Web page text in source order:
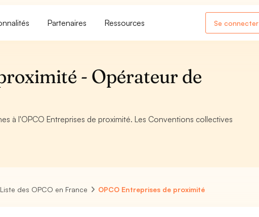
Partenaires Ressources Se connecter
- Opérateur de
à l'OPCO Entreprises de proximité. Les Conventions collectives
Liste des OPCO en France OPCO Entreprises de proximité